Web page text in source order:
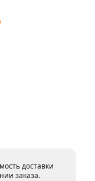
доставки
заказа.